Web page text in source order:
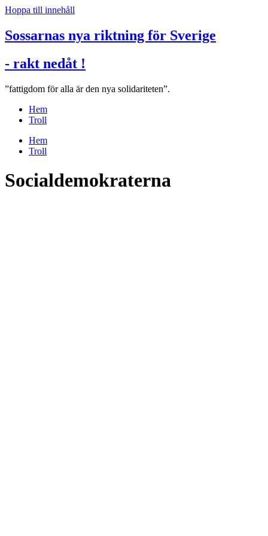
Hoppa till innehåll
Sossarnas nya riktning för Sverige
- rakt nedåt !
”fattigdom för alla är den nya solidariteten”.
Hem
Troll
Hem
Troll
Socialdemokraterna